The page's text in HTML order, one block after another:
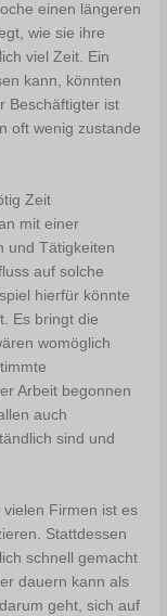
einen längeren
wie sie ihre
viel Zeit. Ein
kann, könnten
Beschäftigter ist
oft wenig zustande
Zeit
mit einer
und Tätigkeiten
auf solche
hierfür könnte
Es bringt die
womöglich
Arbeit begonnen
auch
sind und
vielen Firmen ist es
Stattdessen
schnell gemacht
dauern kann als
geht, sich auf